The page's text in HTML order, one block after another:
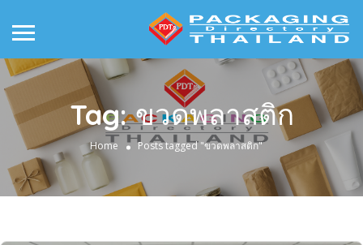
Tag:ขวดพลาสติก
Home Posts tagged "ขวดพลาสติก"